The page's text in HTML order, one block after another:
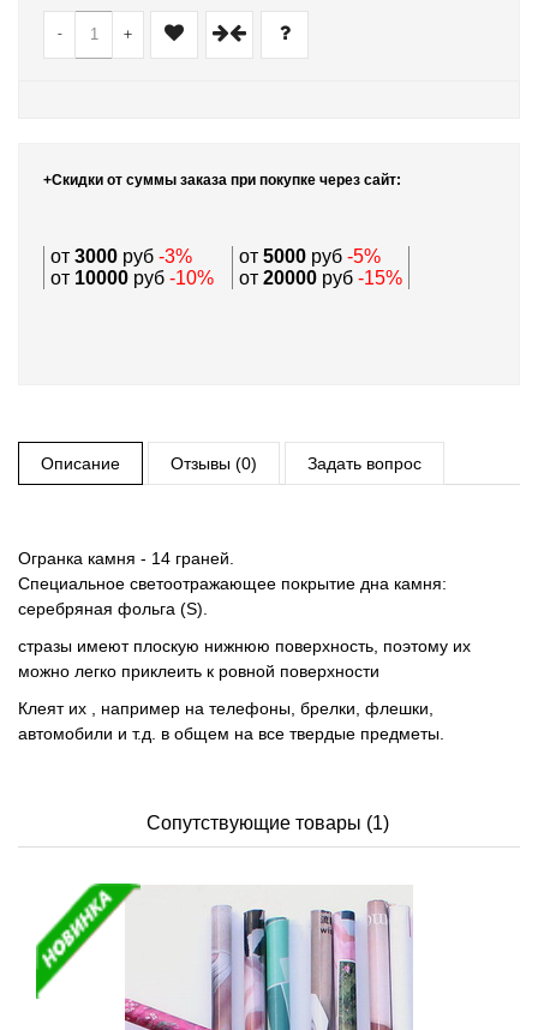
- +
+Скидки от суммы заказа при покупке через сайт:
от 3000 руб -3% от 5000 руб -5%
от 10000 руб -10% от 20000 руб -15%
Описание Отзывы (0) Задать вопрос
Огранка камня - 14 граней.
Специальное светоотражающее покрытие дна камня:
серебряная фольга (S).
стразы имеют плоскую нижнюю поверхность, поэтому их
можно легко приклеить к ровной поверхности
Клеят их , например на телефоны, брелки, флешки,
автомобили и т.д. в общем на все твердые предметы.
Сопутствующие товары (1)